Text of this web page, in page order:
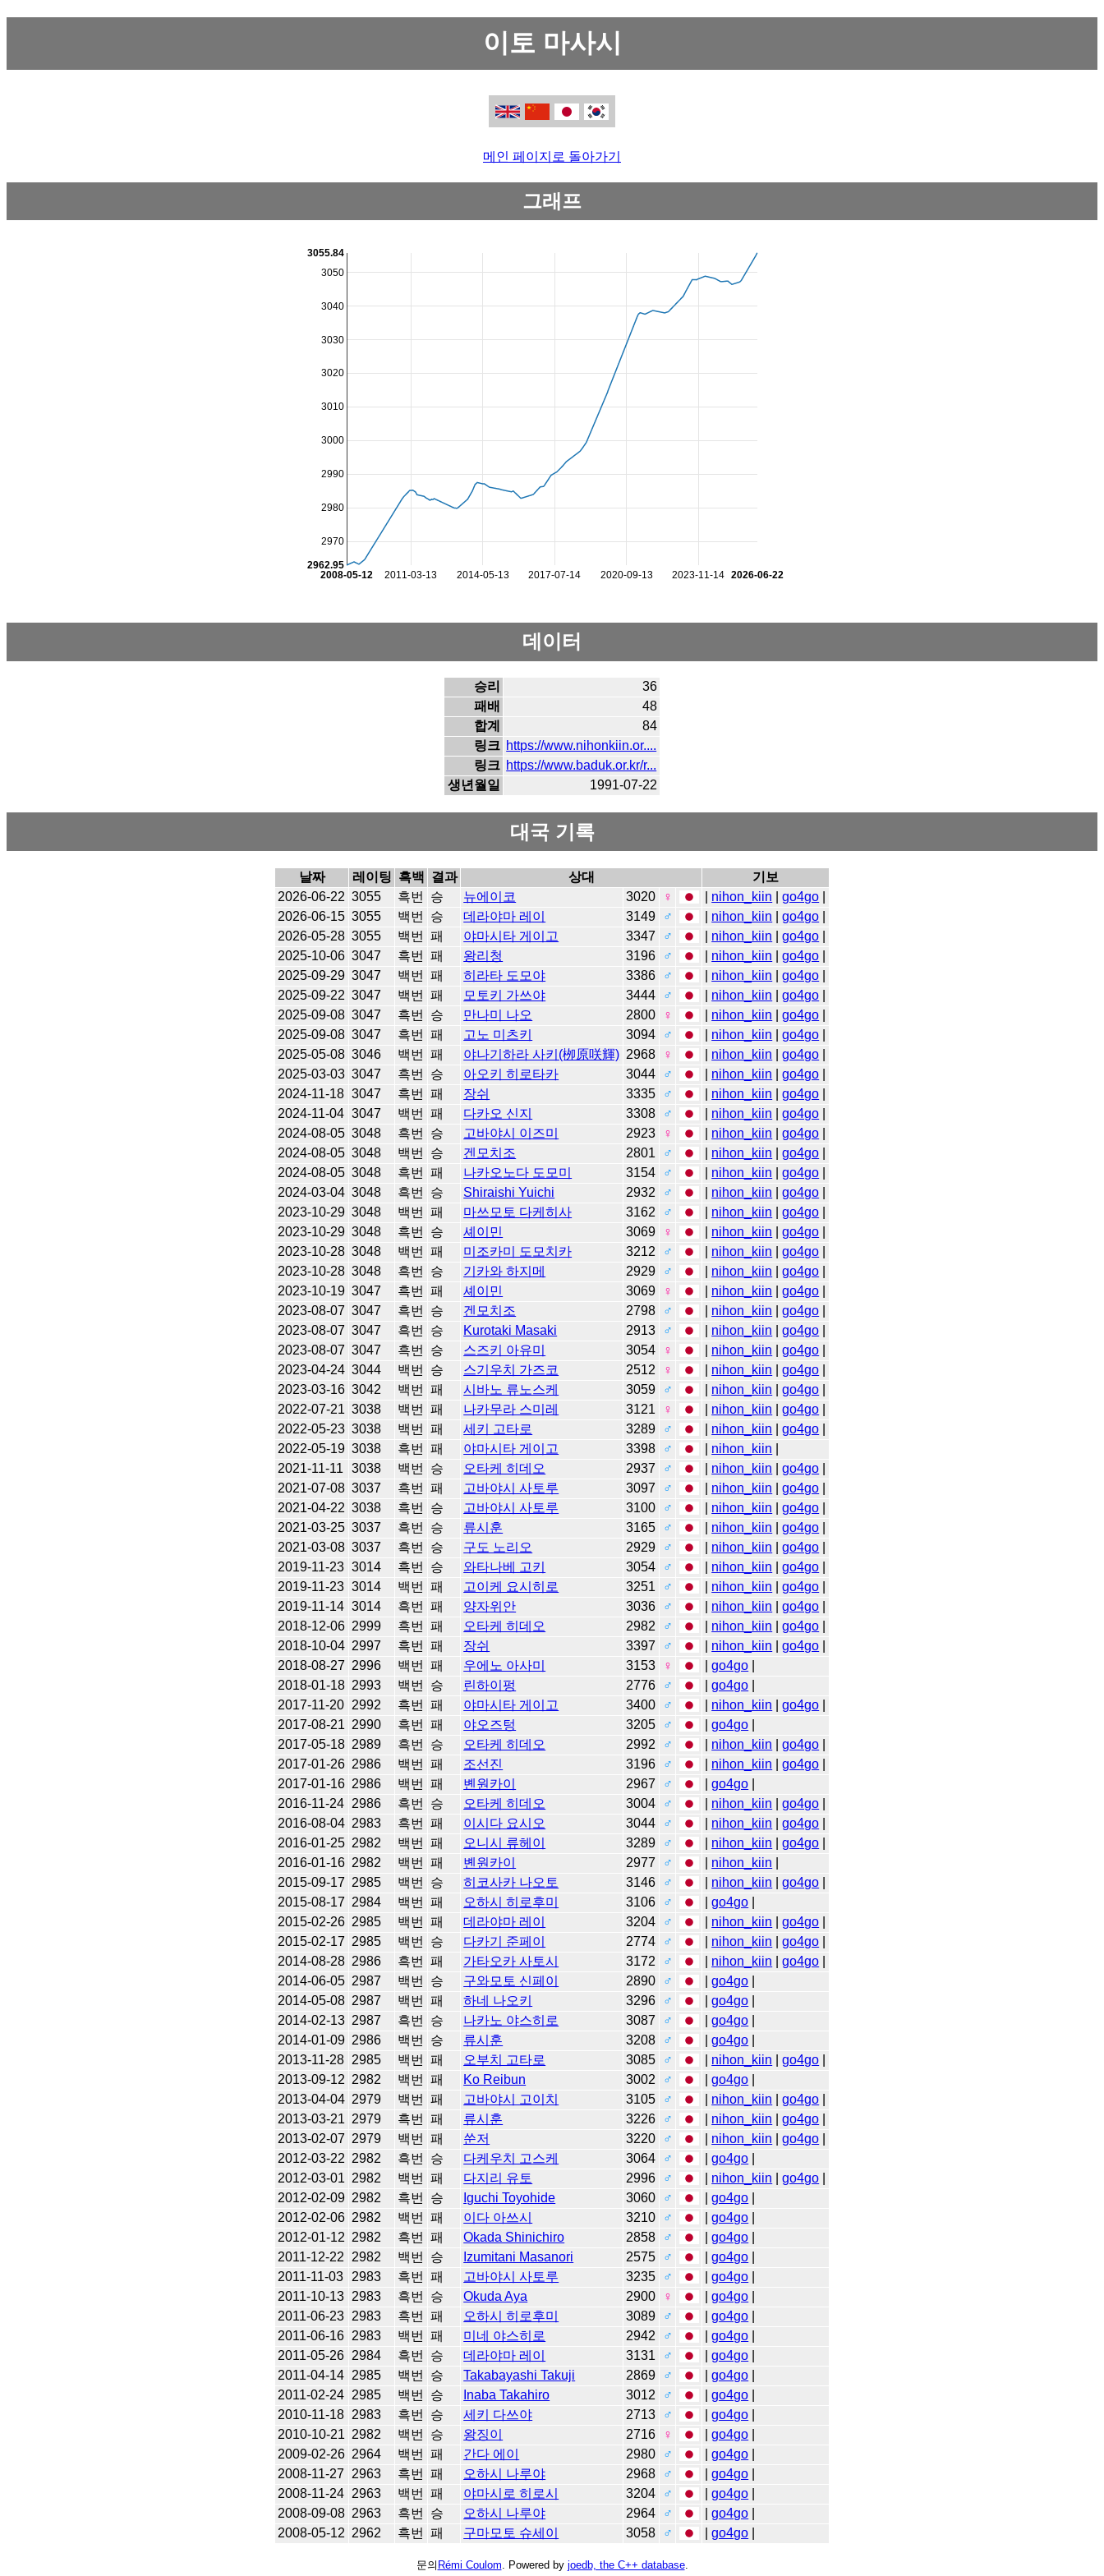
이토 마사시
메인 페이지로 돌아가기
그래프
2011-03-13 2014-05-13 2017-07-14 2020-09-13 2023-11-14
2008-05-12 2026-06-22
2970
2980
2990
3000
3010
3020
3030
3040
3050
2962.95
3055.84
데이터
승리
36
패배
48
합계
84
링크 https://www.nihonkiin.or....
링크 https://www.baduk.or.kr/r...
생년월일
1991-07-22
대국 기록
날짜 레이팅 흑백 결과 상대
기보
2026-06-22 3055 흑번 승 뉴에이코 3020 ♀ nihon_kiin |go4go
2026-06-15 3055 백번 승 데라야마 레이 3149 ♂ nihon_kiin |go4go
2026-05-28 3055 백번 패 야마시타 게이고 3347 ♂ nihon_kiin |go4go
2025-10-06 3047 흑번 패 왕리청 3196 ♂ nihon_kiin |go4go
2025-09-29 3047 백번 패 히라타 도모야 3386 ♂ nihon_kiin |go4go
2025-09-22 3047 백번 패 모토키 가쓰야 3444 ♂ nihon_kiin |go4go
2025-09-08 3047 흑번 승 만나미 나오 2800 ♀ nihon_kiin |go4go
2025-09-08 3047 흑번 패 고노 미츠키 3094 ♂ nihon_kiin |go4go
2025-05-08 3046 백번 패 야나기하라 사키(栁原咲輝) 2968 ♀ nihon_kiin |go4go
2025-03-03 3047 흑번 승 아오키 히로타카 3044 ♂ nihon_kiin |go4go
2024-11-18 3047 흑번 패 장쉬 3335 ♂ nihon_kiin |go4go
2024-11-04 3047 백번 패 다카오 신지 3308 ♂ nihon_kiin |go4go
2024-08-05 3048 흑번 승 고바야시 이즈미 2923 ♀ nihon_kiin |go4go
2024-08-05 3048 백번 승 겐모치조 2801 ♂ nihon_kiin |go4go
2024-08-05 3048 흑번 패 나카오노다 도모미 3154 ♂ nihon_kiin |go4go
2024-03-04 3048 흑번 승 Shiraishi Yuichi 2932 ♂ nihon_kiin |go4go
2023-10-29 3048 백번 패 마쓰모토 다케히사 3162 ♂ nihon_kiin |go4go
2023-10-29 3048 흑번 승 셰이민 3069 ♀ nihon_kiin |go4go
2023-10-28 3048 백번 패 미조카미 도모치카 3212 ♂ nihon_kiin |go4go
2023-10-28 3048 흑번 승 기카와 하지메 2929 ♂ nihon_kiin |go4go
2023-10-19 3047 흑번 패 셰이민 3069 ♀ nihon_kiin |go4go
2023-08-07 3047 흑번 승 겐모치조 2798 ♂ nihon_kiin |go4go
2023-08-07 3047 흑번 승 Kurotaki Masaki 2913 ♂ nihon_kiin |go4go
2023-08-07 3047 흑번 승 스즈키 아유미 3054 ♀ nihon_kiin |go4go
2023-04-24 3044 백번 승 스기우치 가즈코 2512 ♀ nihon_kiin |go4go
2023-03-16 3042 백번 패 시바노 류노스케 3059 ♂ nihon_kiin |go4go
2022-07-21 3038 백번 패 나카무라 스미레 3121 ♀ nihon_kiin |go4go
2022-05-23 3038 백번 패 세키 고타로 3289 ♂ nihon_kiin |go4go
2022-05-19 3038 흑번 패 야마시타 게이고 3398 ♂ nihon_kiin
2021-11-11
3038 백번 승 오타케 히데오 2937 ♂ nihon_kiin |go4go
2021-07-08 3037 흑번 패 고바야시 사토루 3097 ♂ nihon_kiin |go4go
2021-04-22 3038 흑번 승 고바야시 사토루 3100 ♂ nihon_kiin |go4go
2021-03-25 3037 흑번 승 류시훈 3165 ♂ nihon_kiin |go4go
2021-03-08 3037 흑번 승 구도 노리오 2929 ♂ nihon_kiin |go4go
2019-11-23 3014 흑번 승 와타나베 고키 3054 ♂ nihon_kiin |go4go
2019-11-23 3014 백번 패 고이케 요시히로 3251 ♂ nihon_kiin |go4go
2019-11-14 3014 흑번 패 양자위안 3036 ♂ nihon_kiin |go4go
2018-12-06 2999 흑번 패 오타케 히데오 2982 ♂ nihon_kiin |go4go
2018-10-04 2997 흑번 패 장쉬 3397 ♂ nihon_kiin |go4go
2018-08-27 2996 백번 패 우에노 아사미 3153 ♀ |go4go
2018-01-18 2993 백번 승 린하이펑 2776 ♂ |go4go
2017-11-20 2992 흑번 패 야마시타 게이고 3400 ♂ nihon_kiin |go4go
2017-08-21 2990 흑번 패 야오즈텅 3205 ♂ |go4go
2017-05-18 2989 흑번 승 오타케 히데오 2992 ♂ nihon_kiin |go4go
2017-01-26 2986 백번 패 조선진 3196 ♂ nihon_kiin |go4go
2017-01-16 2986 백번 패 볜원카이 2967 ♂ |go4go
2016-11-24 2986 흑번 승 오타케 히데오 3004 ♂ nihon_kiin |go4go
2016-08-04 2983 흑번 패 이시다 요시오 3044 ♂ nihon_kiin |go4go
2016-01-25 2982 백번 패 오니시 류헤이 3289 ♂ nihon_kiin |go4go
2016-01-16 2982 백번 패 볜원카이 2977 ♂ nihon_kiin
2015-09-17 2985 백번 승 히코사카 나오토 3146 ♂ nihon_kiin |go4go
2015-08-17 2984 백번 패 오하시 히로후미 3106 ♂ |go4go
2015-02-26 2985 백번 패 데라야마 레이 3204 ♂ nihon_kiin |go4go
2015-02-17 2985 백번 승 다카기 준페이 2774 ♂ nihon_kiin |go4go
2014-08-28 2986 흑번 패 가타오카 사토시 3172 ♂ nihon_kiin |go4go
2014-06-05 2987 백번 승 구와모토 신페이 2890 ♂ |go4go
2014-05-08 2987 백번 패 하네 나오키 3296 ♂ |go4go
2014-02-13 2987 흑번 승 나카노 야스히로 3087 ♂ |go4go
2014-01-09 2986 백번 승 류시훈 3208 ♂ |go4go
2013-11-28 2985 백번 패 오부치 고타로 3085 ♂ nihon_kiin |go4go
2013-09-12 2982 백번 패 Ko Reibun 3002 ♂ |go4go
2013-04-04 2979 백번 패 고바야시 고이치 3105 ♂ nihon_kiin |go4go
2013-03-21 2979 흑번 패 류시훈 3226 ♂ nihon_kiin |go4go
2013-02-07 2979 백번 패 쑨저 3220 ♂ nihon_kiin |go4go
2012-03-22 2982 흑번 승 다케우치 고스케 3064 ♂ |go4go
2012-03-01 2982 백번 패 다지리 유토 2996 ♂ nihon_kiin |go4go
2012-02-09 2982 흑번 승 Iguchi Toyohide 3060 ♂ |go4go
2012-02-06 2982 백번 패 이다 아쓰시 3210 ♂ |go4go
2012-01-12 2982 흑번 패 Okada Shinichiro 2858 ♂ |go4go
2011-12-22
2982 백번 승 Izumitani Masanori 2575 ♂ |go4go
2011-11-03
2983 흑번 패 고바야시 사토루 3235 ♂ |go4go
2011-10-13 2983 흑번 승 Okuda Aya 2900 ♀ |go4go
2011-06-23 2983 흑번 패 오하시 히로후미 3089 ♂ |go4go
2011-06-16 2983 백번 패 미네 야스히로 2942 ♂ |go4go
2011-05-26 2984 흑번 승 데라야마 레이 3131 ♂ |go4go
2011-04-14 2985 백번 승 Takabayashi Takuji 2869 ♂ |go4go
2011-02-24 2985 백번 승 Inaba Takahiro 3012 ♂ |go4go
2010-11-18 2983 흑번 승 세키 다쓰야 2713 ♂ |go4go
2010-10-21 2982 백번 승 왕징이 2716 ♀ |go4go
2009-02-26 2964 백번 패 간다 에이 2980 ♂ |go4go
2008-11-27
2963 흑번 패 오하시 나루야 2968 ♂ |go4go
2008-11-24 2963 백번 패 야마시로 히로시 3204 ♂ |go4go
2008-09-08 2963 흑번 승 오하시 나루야 2964 ♂ |go4go
2008-05-12 2962 흑번 패 구마모토 슈세이 3058 ♂ |go4go
문의 Rémi Coulom . Powered by joedb, the C++ database.